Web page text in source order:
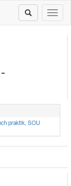
praktik, SOU